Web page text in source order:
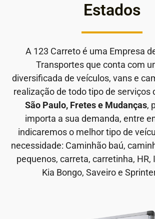
Estados
A 123 Carreto é uma Empresa
Transportes que conta com
diversificada de veículos, vans e
realização de todo tipo de serviços
São Paulo, Fretes e Mudanças,
importa a sua demanda, entre
indicaremos o melhor tipo de
necessidade: Caminhão baú,
pequenos, carreta, carretinha, HR,
Kia Bongo, Saveiro e